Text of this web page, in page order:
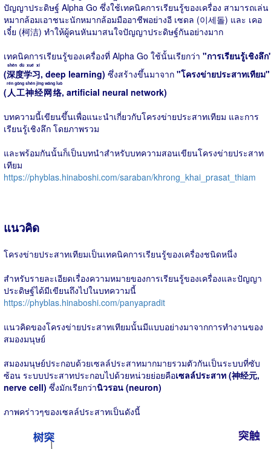
ปัญญาประดิษฐ์ Alpha Go ซึ่งใช้เทคนิคการเรียนรู้ของเครื่อง สามารถเล่น
หมากล้อมเอาชนะนักหมากล้อมมืออาชีพอย่างอี เซดล (이세돌) และ เคอ
เจี๋ย (柯洁) ทำให้ผู้คนหันมาสนใจปัญญาประดิษฐ์กันอย่างมาก
เทคนิคการเรียนรู้ของเครื่องที่ Alpha Go ใช้นั้นเรียกว่า "การเรียนรู้เชิงลึ
(深度学习
shēn dù xué xí
, deep learning) ซึ่งสร้างขึ้นมาจาก "โครงข่ายประสาทเทียม"
( 人工神经网络
rén gōng shén jīng wǎng luò
, artificial neural network)
บทความนี้เขียนขึ้นเพื่อแนะนำเกี่ยวกับโครงข่ายประสาทเทียม และการ
เรียนรู้เชิงลึก โดยภาพรวม
และพร้อมกันนั้นก็เป็นบทนำสำหรับบทความสอนเขียนโครงข่ายประสาท
เทียม
https://phyblas.hinaboshi.com/saraban/khrong_khai_prasat_thiam
แนวคิด
โครงข่ายประสาทเทียมเป็นเทคนิคการเรียนรู้ของเครื่องชนิดหนึ่ง
สำหรับรายละเอียดเรื่องความหมายของการเรียนรู้ของเครื่องและปัญญา
ประดิษฐ์ได้มีเขียนถึงไปในบทความนี้
https://phyblas.hinaboshi.com/panyapradit
แนวคิดของโครงข่ายประสาทเทียมนั้นมีแบบอย่างมาจากการทำงานของ
สมองมนุษย์
สมองมนุษย์ประกอบด้วยเซลล์ประสาทมากมายรวมตัวกันเป็นระบบที่ซับ
ซ้อน ระบบประสาทประกอบไปด้วยหน่วยย่อยคือเซลล์ประสาท (神经元,
nerve cell) ซึ่งมักเรียกว่านิวรอน (neuron)
ภาพคร่าวๆของเซลล์ประสาทเป็นดังนี้